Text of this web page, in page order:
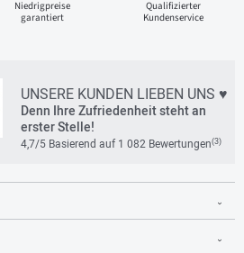
Niedrigpreise
garantiert
Qualifizierter
Kundenservice
UNSERE KUNDEN LIEBEN UNS ♥
Denn Ihre Zufriedenheit steht an
erster Stelle!
4,7/5 Basierend auf 1 082 Bewertungen(3)